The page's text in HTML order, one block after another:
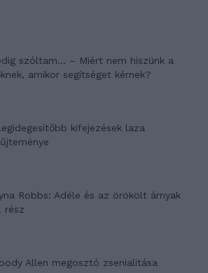
szóltam… – Miért nem hiszünk a
amikor segítséget kérnek?
kifejezések laza
Robbs: Adéle és az örökölt árnyak
rész
Allen megosztó zsenialitása